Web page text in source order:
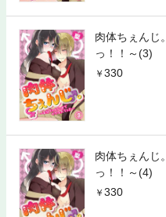
肉体ちぇんじ
っ！！～(3)
330
肉体ちぇんじ
っ！！～(4)
330